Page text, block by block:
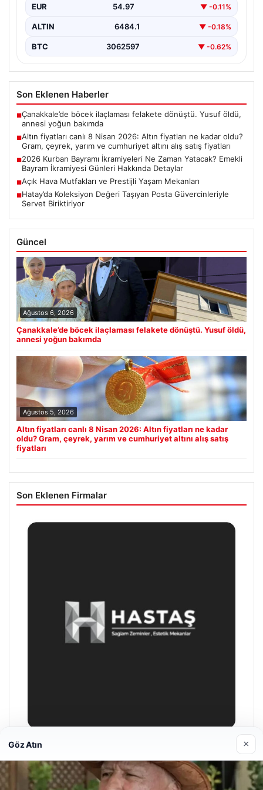
EUR 54.97 ▼ -0.11%
ALTIN 6484.1 ▼ -0.18%
BTC 3062597 ▼ -0.62%
Son Eklenen Haberler
■Çanakkale’de böcek ilaçlaması felakete dönüştü. Yusuf öldü,
annesi yoğun bakımda
■Altın fiyatları canlı 8 Nisan 2026: Altın fiyatları ne kadar oldu?
Gram, çeyrek, yarım ve cumhuriyet altını alış satış fiyatları
■2026 Kurban Bayramı İkramiyeleri Ne Zaman Yatacak? Emekli
Bayram İkramiyesi Günleri Hakkında Detaylar
■Açık Hava Mutfakları ve Prestijli Yaşam Mekanları
■Hatay’da Koleksiyon Değeri Taşıyan Posta Güvercinleriyle
Servet Biriktiriyor
Güncel
Ağustos 6, 2026
Çanakkale’de böcek ilaçlaması felakete dönüştü. Yusuf öldü,
annesi yoğun bakımda
Ağustos 5, 2026
Altın fiyatları canlı 8 Nisan 2026: Altın fiyatları ne kadar
oldu? Gram, çeyrek, yarım ve cumhuriyet altını alış satış
fiyatları
Son Eklenen Firmalar
Nisan 29, 2026
Göz Atın ×